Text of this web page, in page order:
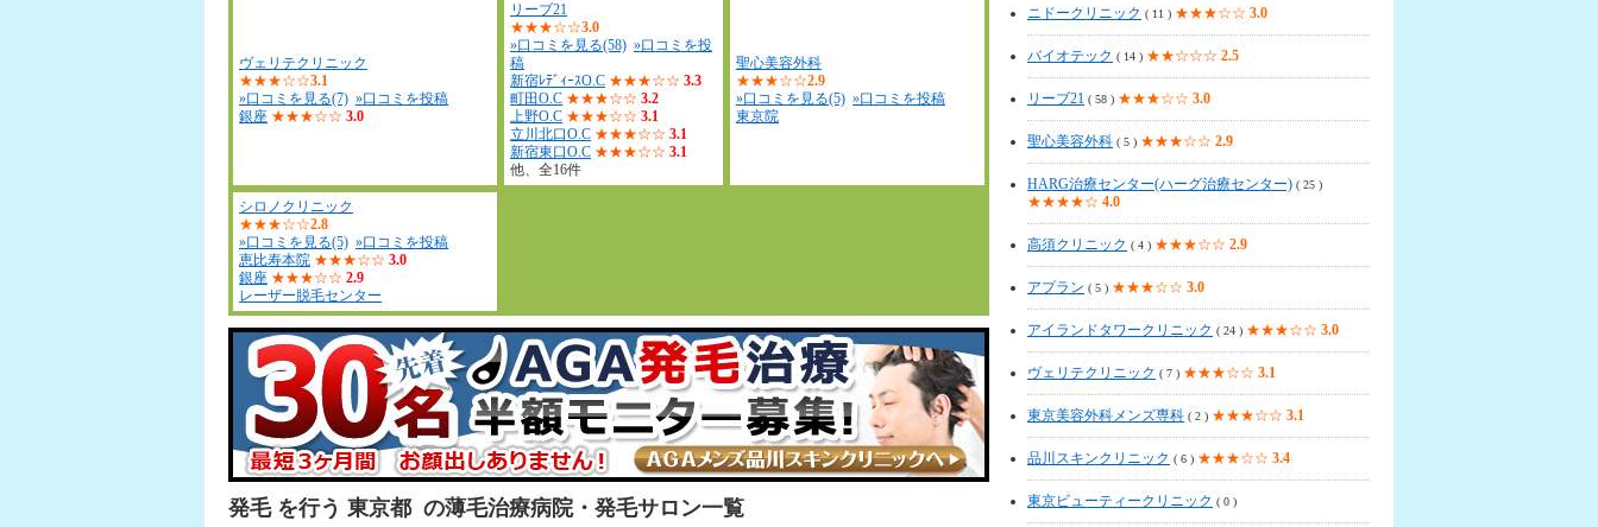
ヴェリテクリニック
★★★☆☆3.1
»口コミを見る(7) »口コミを投稿
銀座 ★★★☆☆ 3.0
リーブ21
★★★☆☆3.0
»口コミを見る(58) »口コミを投
稿
新宿ﾚﾃﾞｨｰｽO.C ★★★☆☆ 3.3
町田O.C ★★★☆☆ 3.2
上野O.C ★★★☆☆ 3.1
立川北口O.C ★★★☆☆ 3.1
新宿東口O.C ★★★☆☆ 3.1
他、全16件
聖心美容外科
★★★☆☆2.9
»口コミを見る(5) »口コミを投稿
東京院
シロノクリニック
★★★☆☆2.8
»口コミを見る(5) »口コミを投稿
恵比寿本院 ★★★☆☆ 3.0
銀座 ★★★☆☆ 2.9
レーザー脱毛センター
発毛を行う 東京都 の薄毛治療病院・発毛サロン一覧
ニドークリニック ( 11 ) ★★★☆☆ 3.0
バイオテック ( 14 ) ★★☆☆☆ 2.5
リーブ21 ( 58 ) ★★★☆☆ 3.0
聖心美容外科 ( 5 ) ★★★☆☆ 2.9
HARG治療センター(ハーグ治療センター) ( 25 )
★★★★☆ 4.0
高須クリニック ( 4 ) ★★★☆☆ 2.9
アプラン ( 5 ) ★★★☆☆ 3.0
アイランドタワークリニック ( 24 ) ★★★☆☆ 3.0
ヴェリテクリニック ( 7 ) ★★★☆☆ 3.1
東京美容外科メンズ専科 ( 2 ) ★★★☆☆ 3.1
品川スキンクリニック ( 6 ) ★★★☆☆ 3.4
東京ビューティークリニック ( 0 )